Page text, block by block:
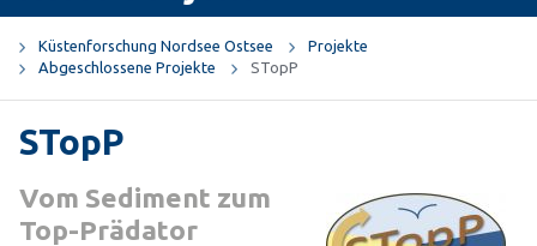
Küstenforschung Nordsee Ostsee
Projekte
Abgeschlossene Projekte
STopP
STopP
Vom Sediment zum
Top-Prädator